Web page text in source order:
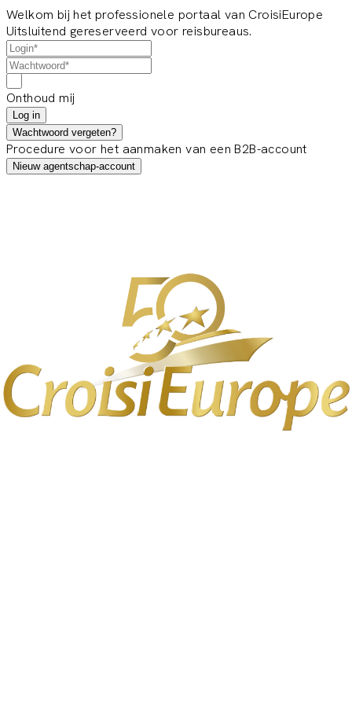
Welkom bij het professionele portaal van CroisiEurope
Uitsluitend gereserveerd voor reisbureaus.
Onthoud mij
Log in
Wachtwoord vergeten?
Procedure voor het aanmaken van een B2B-account
Nieuw agentschap-account